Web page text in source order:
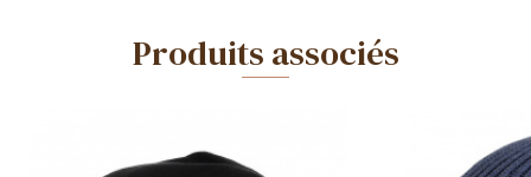
Produits associés